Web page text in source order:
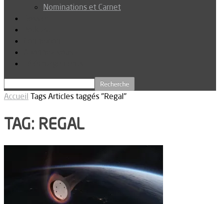
Nominations et Carnet
Accueil Tags Articles taggés "Regal"
TAG: REGAL